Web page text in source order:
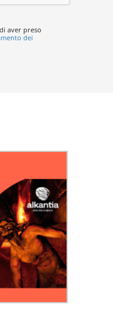
aver preso
dei